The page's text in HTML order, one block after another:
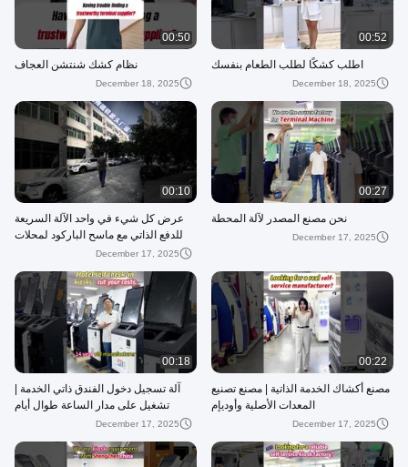
00:52
اطلب كشكًا لطلب الطعام بنفسك
December 18, 2025
00:50
نظام كشك شنتشن العجاف
December 18, 2025
00:27
نحن مصنع المصدر لآلة المحطة
December 17, 2025
00:10
عرض كل شيء في واحد الآلة السريعة
للدفع الذاتي مع ماسح الباركود لمحلات
البيع بالتجزئة السوبر ماركت Demo
December 17, 2025
00:22
مصنع أكشاك الخدمة الذاتية | مصنع تصنيع
المعدات الأصلية وأوديإم
December 17, 2025
00:18
آلة تسجيل دخول الفندق ذاتي الخدمة |
تشغيل على مدار الساعة طوال أيام
December 17, 2025